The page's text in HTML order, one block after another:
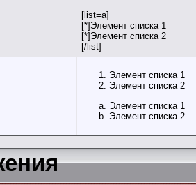
[list=a]
[*]Элемент списка 1
[*]Элемент списка 2
[/list]
Элемент списка 1
Элемент списка 2
Элемент списка 1
Элемент списка 2